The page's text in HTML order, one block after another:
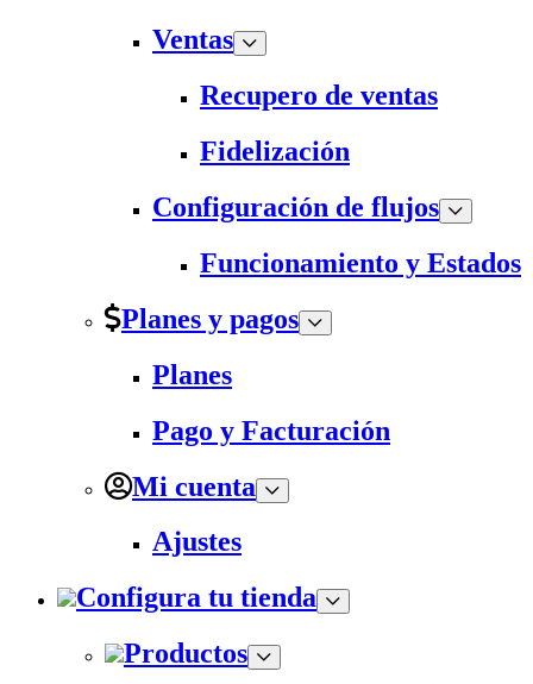
Ventas
Recupero de ventas
Fidelización
Configuración de flujos
Funcionamiento y Estados
Planes y pagos
Planes
Pago y Facturación
Mi cuenta
Ajustes
Configura tu tienda
Productos